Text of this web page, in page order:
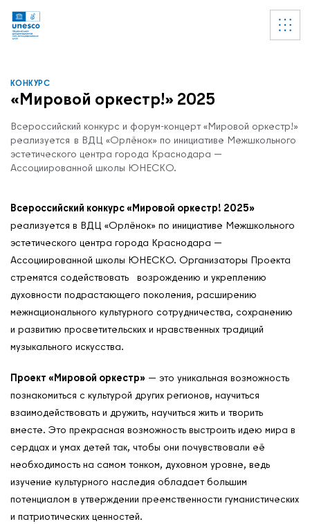
КОНКУРС
«Мировой оркестр!» 2025
Всероссийский конкурс и форум-концерт «Мировой оркестр!»
реализуется в ВДЦ «Орлёнок» по инициативе Межшкольного
эстетического центра города Краснодара —
Ассоциированной школы ЮНЕСКО.
Всероссийский конкурс «Мировой оркестр! 2025»
реализуется в ВДЦ «Орлёнок» по инициативе Межшкольного
эстетического центра города Краснодара —
Ассоциированной школы ЮНЕСКО. Организаторы Проекта
стремятся содействовать возрождению и укреплению
духовности подрастающего поколения, расширению
межнационального культурного сотрудничества, сохранению
и развитию просветительских и нравственных традиций
музыкального искусства.
Проект «Мировой оркестр» — это уникальная возможность
познакомиться с культурой других регионов, научиться
взаимодействовать и дружить, научиться жить и творить
вместе. Это прекрасная возможность выстроить идею мира в
сердцах и умах детей так, чтобы они почувствовали её
необходимость на самом тонком, духовном уровне, ведь
изучение культурного наследия обладает большим
потенциалом в утверждении преемственности гуманистических
и патриотических ценностей.
Ссылки
УВЕДОМЛЕНИЕ
Список пуст